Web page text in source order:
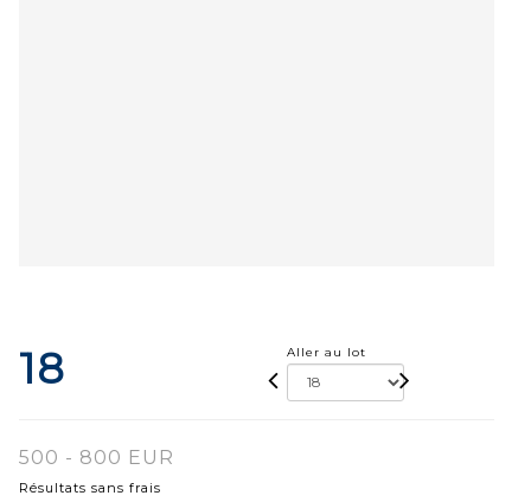
18 Aller au lot
500 - 800 EUR
Résultats sans frais